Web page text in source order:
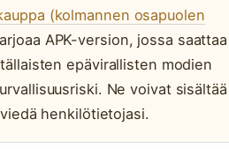
(kolmannen osapuolen
APK-version, jossa
epävirallisten modien
Ne voivat sisältää
henkilötietojasi.